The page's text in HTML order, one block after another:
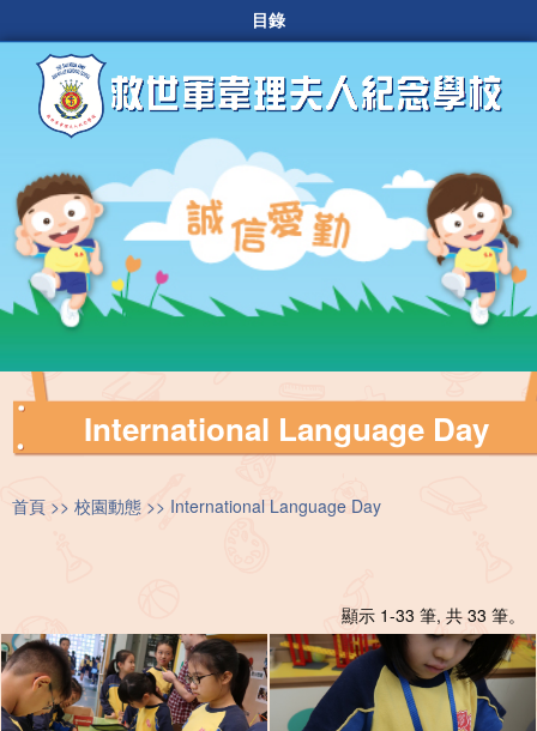
目錄
International Language Day
首頁 校園動態 International Language Day
顯示 1-33 筆, 共 33 筆。